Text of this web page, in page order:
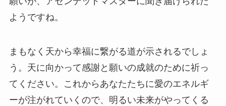
ようですね。
まもなく天から幸福に繋がる道が示されるでしょ
う。天に向かって感謝と願いの成就のために祈っ
てください。これからあなたたちに愛のエネルギ
ーが注がれていくので、明るい未来がやってくる